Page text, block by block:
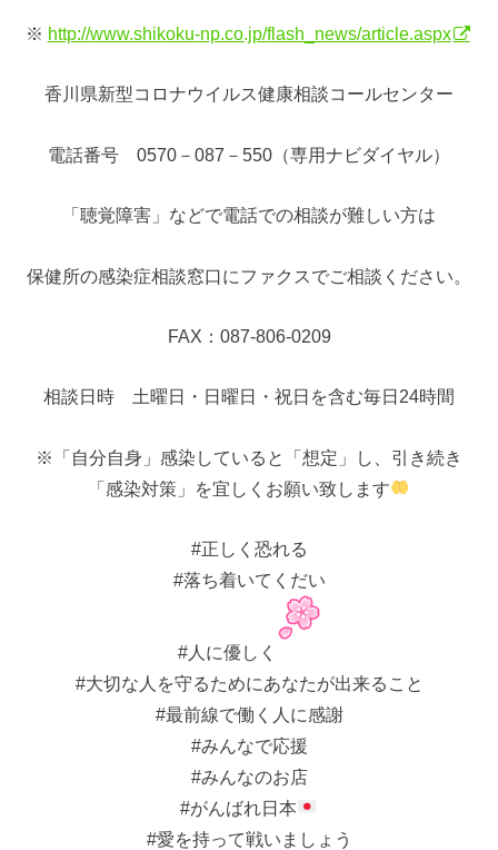
※ http://www.shikoku-np.co.jp/flash_news/article.aspx
香川県新型コロナウイルス健康相談コールセンター
電話番号 0570－087－550（専用ナビダイヤル）
「聴覚障害」などで電話での相談が難しい方は
保健所の感染症相談窓口にファクスでご相談ください。
FAX：087-806-0209
️相談日時 土曜日・日曜日・祝日を含む毎日24時間
※「自分自身」感染していると「想定」し、引き続き
「感染対策」を宜しくお願い致します
#正しく恐れる
#落ち着いてくだい
#人に優しく
#大切な人を守るためにあなたが出来ること
#最前線で働く人に感謝
#みんなで応援
#みんなのお店
#がんばれ日本
#愛を持って戦いましょう